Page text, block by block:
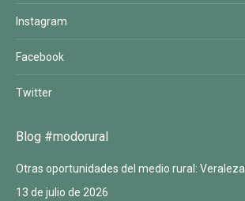
Instagram
Facebook
Twitter
Blog #modorural
Otras oportunidades del medio rural: Veraleza
13 de julio de 2026